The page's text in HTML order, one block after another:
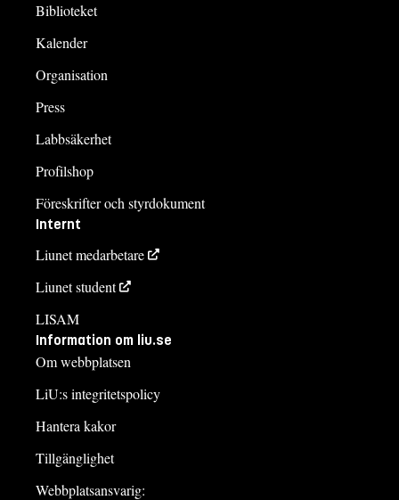
Biblioteket
Kalender
Organisation
Press
Labbsäkerhet
Profilshop
Föreskrifter och styrdokument
Internt
Liunet medarbetare
Liunet student
LISAM
Information om liu.se
Om webbplatsen
LiU:s integritetspolicy
Hantera kakor
Tillgänglighet
Webbplatsansvarig: